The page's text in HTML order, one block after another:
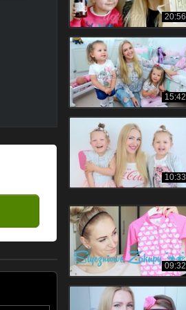
20:56
15:42
10:33
09:32